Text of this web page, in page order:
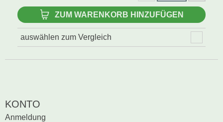
ZUM WARENKORB HINZUFÜGEN
auswählen zum Vergleich
KONTO
Anmeldung